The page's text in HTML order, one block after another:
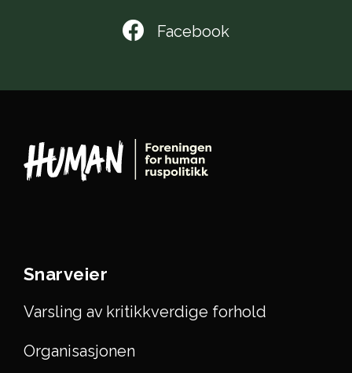
Facebook
Snarveier
Varsling av kritikkverdige forhold
Organisasjonen